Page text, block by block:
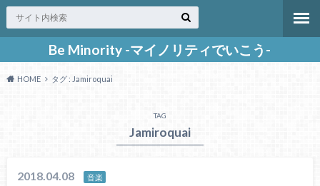
Be Minority -マイノリティでいこう-
HOME タグ : Jamiroquai
TAG
Jamiroquai
2018.04.08 音楽